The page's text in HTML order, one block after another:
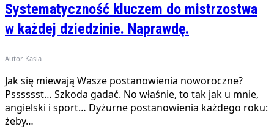
Systematyczność kluczem do mistrzostwa
w każdej dziedzinie. Naprawdę.
Autor Kasia
Jak się miewają Wasze postanowienia noworoczne?
Psssssst… Szkoda gadać. No właśnie, to tak jak u mnie,
angielski i sport… Dyżurne postanowienia każdego roku:
żeby…